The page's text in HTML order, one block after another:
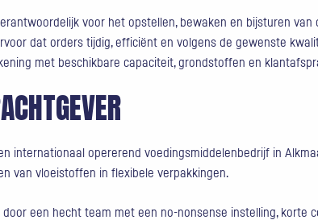
voor het opstellen, bewaken en bijsturen van
dat orders tijdig, efficiënt en volgens de gewenste
met beschikbare capaciteit, grondstoffen en
internationaal opererend voedingsmiddelenbedrijf in
van vloeistoffen in flexibele verpakkingen.
een hecht team met een no-nonsense instelling, korte